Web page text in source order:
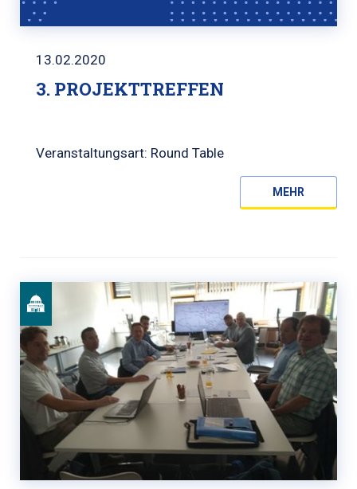
13.02.2020
3. PROJEKTTREFFEN
Veranstaltungsart: Round Table
MEHR